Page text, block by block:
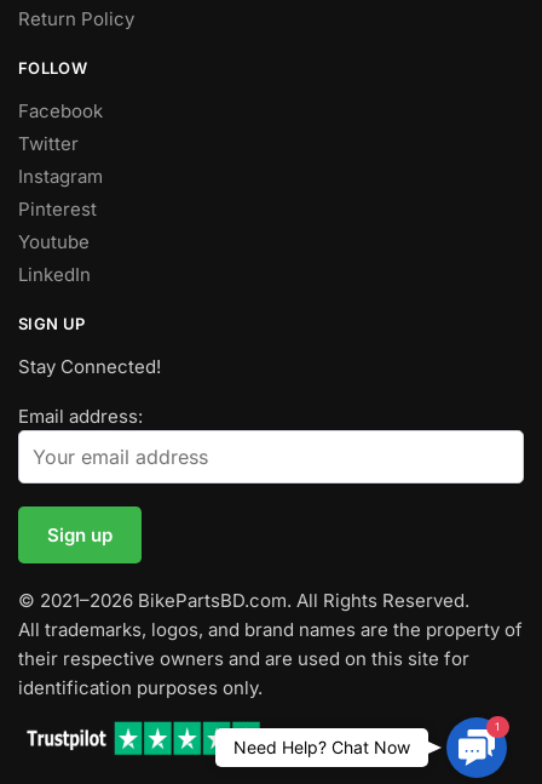
Return Policy
FOLLOW
Facebook
Twitter
Instagram
Pinterest
Youtube
LinkedIn
SIGN UP
Stay Connected!
Email address:
© 2021–2026 BikePartsBD.com. All Rights Reserved.
All trademarks, logos, and brand names are the property of
their respective owners and are used on this site for
identification purposes only.
1
Need Help? Chat Now